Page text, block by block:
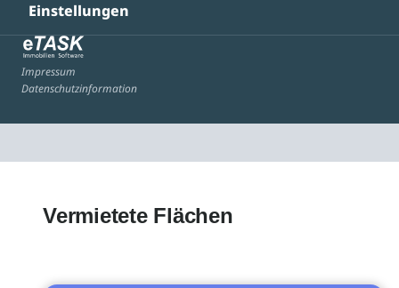
Einstellungen
Impressum
Datenschutzinformation
Vermietete Flächen